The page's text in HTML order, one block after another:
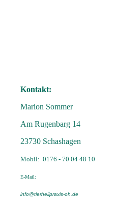
Kontakt:
Marion Sommer
Am Rugenbarg 14
23730 Schashagen
Mobil: 0176 - 70 04 48 10
E-Mail:
info@tierheilpraxis-oh.de